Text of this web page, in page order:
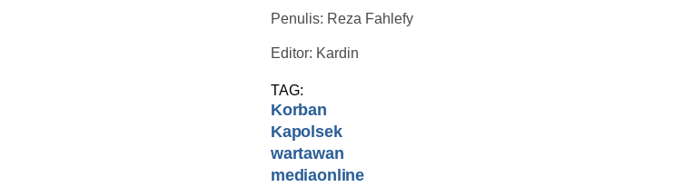
Penulis: Reza Fahlefy
Editor: Kardin
TAG:
Korban
Kapolsek
wartawan
mediaonline